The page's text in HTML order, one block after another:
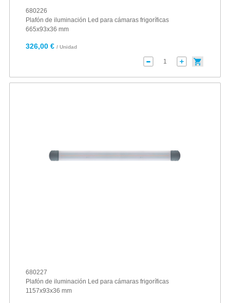
680226
Plafón de iluminación Led para cámaras frigoríficas
665x93x36 mm
326,00 € / Unidad
680227
Plafón de iluminación Led para cámaras frigoríficas
1157x93x36 mm